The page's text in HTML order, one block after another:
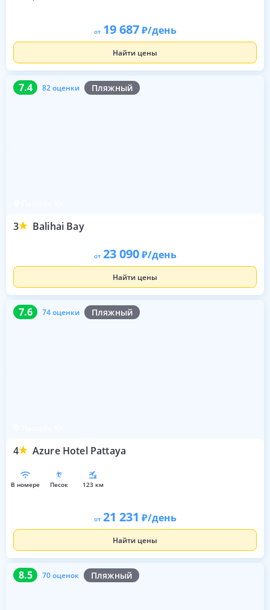
от 19 687 /день
Найти цены
7.4 82 оценки Пляжный
3 Balihai Bay
7.4 82 оценки
от 23 090 /день
Найти цены
7.6 74 оценки Пляжный
4 Azure Hotel Pattaya
7.6 74 оценки
в номере песок 123 км
от 21 231 /день
Найти цены
8.5 70 оценок Пляжный
8.5 70 оценок